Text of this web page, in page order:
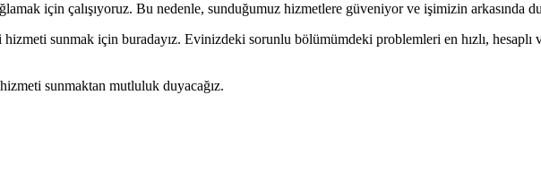
için çalışıyoruz. Bu nedenle, sunduğumuz hizmetlere güveniyor ve işimizin arkasında
sunmak için buradayız. Evinizdeki sorunlu bölümümdeki problemleri en hızlı,
sunmaktan mutluluk duyacağız.